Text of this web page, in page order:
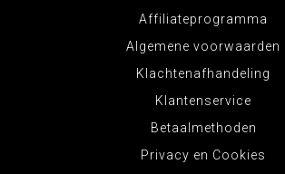
Affiliateprogramma
Algemene voorwaarden
Klachtenafhandeling
Klantenservice
Betaalmethoden
Privacy en Cookies